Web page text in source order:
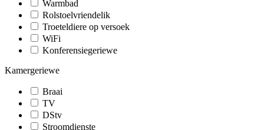
Warmbad
Rolstoelvriendelik
Troeteldiere op versoek
WiFi
Konferensiegeriewe
Kamergeriewe
Braai
TV
DStv
Stroomdienste